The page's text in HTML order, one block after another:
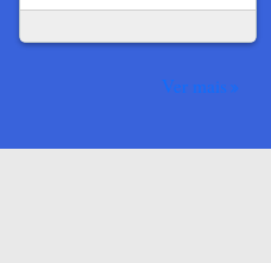
Ver mais